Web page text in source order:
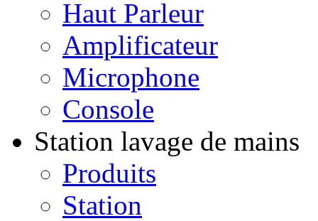
Haut Parleur
Amplificateur
Microphone
Console
Station lavage de mains
Produits
Station